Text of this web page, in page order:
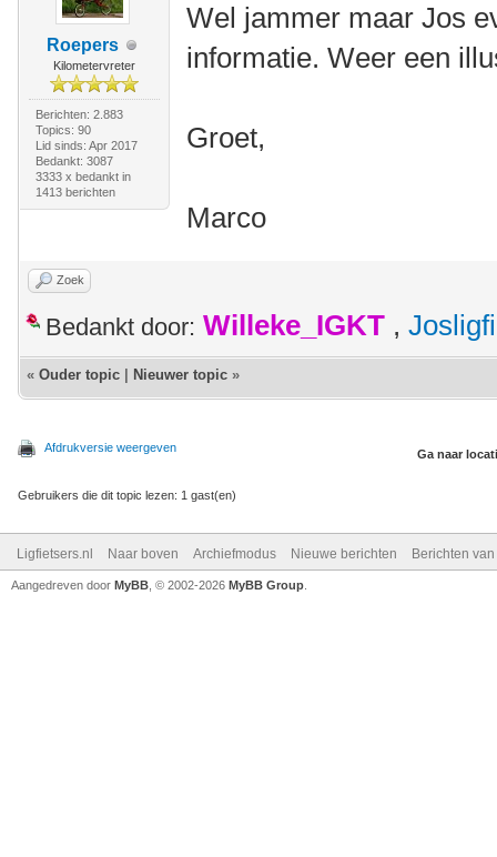
Roepers
Kilometervreter
Berichten: 2.883
Topics: 90
Lid sinds: Apr 2017
Bedankt: 3087
3333 x bedankt in
1413 berichten
Wel jammer maar Jos
informatie. Weer een
Groet,
Marco
Zoek
Bedankt door: Willeke_IGKT ,
« Ouder topic Nieuwer topic »
Afdrukversie weergeven Ga naar
Gebruikers die dit topic lezen: 1 gast(en)
Ligfietsers.nl Naar boven Archiefmodus Nieuwe berichten Berichten
Aangedreven door MyBB , © 2002-2026 MyBB Group